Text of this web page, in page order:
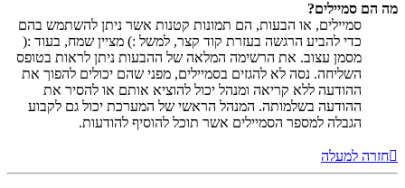
מה הם סמיילים?
סמיילים, או הבעות, הם תמונות קטנות אשר ניתן להשתמש בהם
כדי להביע הרגשה בעזרת קוד קצר, למשל :) מציין שמח, בעוד :(
מסמן עצוב. את הרשימה המלאה של ההבעות ניתן לראות בטופס
השליחה. נסה לא להגזים בסמיילים, מפני שהם יכולים להפוך את
ההודעה ללא קריאה ומנהל יכול להוציא אותם או להסיר את
ההודעה בשלמותה. המנהל הראשי של המערכת יכול גם לקבוע
הגבלה למספר הסמיילים אשר תוכל להוסיף להודעות.
חזרה למעלה